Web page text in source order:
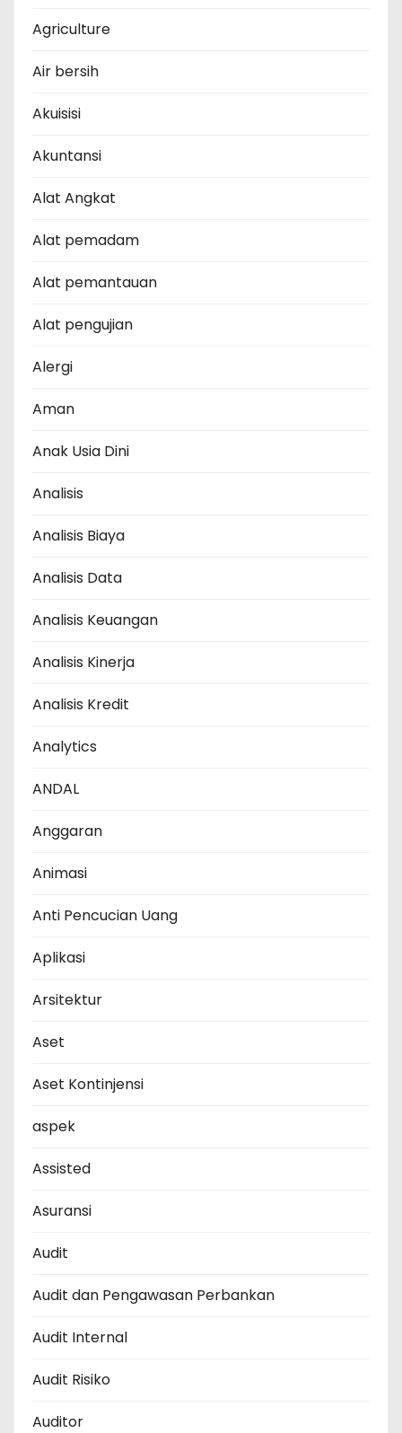
Agriculture
Air bersih
Akuisisi
Akuntansi
Alat Angkat
Alat pemadam
Alat pemantauan
Alat pengujian
Alergi
Aman
Anak Usia Dini
Analisis
Analisis Biaya
Analisis Data
Analisis Keuangan
Analisis Kinerja
Analisis Kredit
Analytics
ANDAL
Anggaran
Animasi
Anti Pencucian Uang
Aplikasi
Arsitektur
Aset
Aset Kontinjensi
aspek
Assisted
Asuransi
Audit
Audit dan Pengawasan Perbankan
Audit Internal
Audit Risiko
Auditor